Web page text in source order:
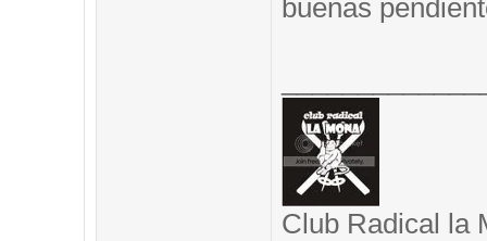
buenas
Club Radical la